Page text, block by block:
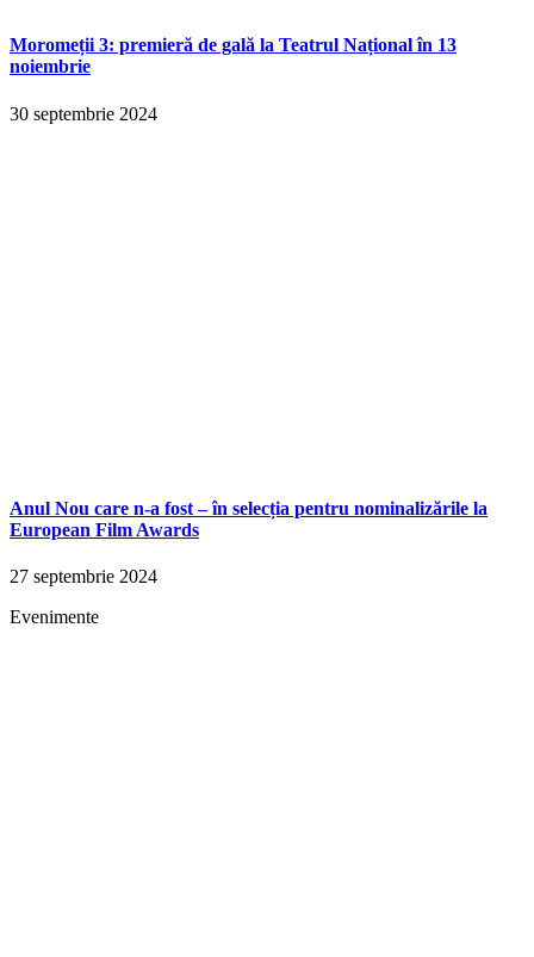
Moromeții 3: premieră de gală la Teatrul Național în 13
noiembrie
30 septembrie 2024
Anul Nou care n-a fost – în selecția pentru nominalizările la
European Film Awards
27 septembrie 2024
Evenimente